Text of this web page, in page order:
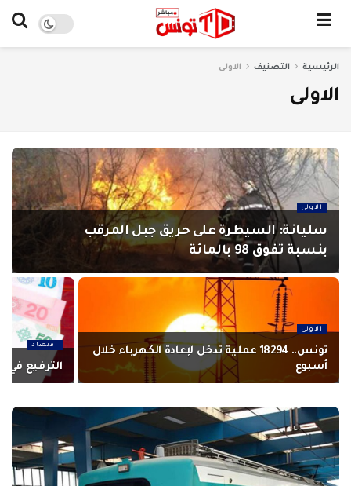
الرئيسية التصنيف الاولى
الاولى
الاولى
سليانة: السيطرة على حريق جبل المرقب
بنسبة تفوق 98 بالمائة
الاولى
تونس.. 18294 عملية تدخل لإعادة الكهرباء خلال
أسبوع
اقتصاد
الترفيع في